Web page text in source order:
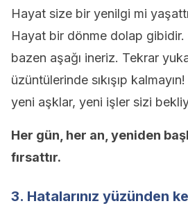
Hayat size bir yenilgi mi
Hayat bir dönme dolap gibidir.
bazen aşağı ineriz. Tekrar
üzüntülerinde sıkışıp
yeni aşklar, yeni işler sizi
Her gün, her an, yeniden
fırsattır.
3. Hatalarınız yüzünden